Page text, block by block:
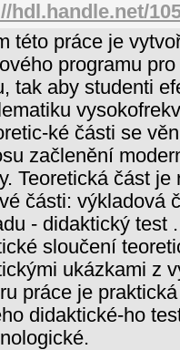
hdl.handle.net/
této práce je
programu
tak aby studenti
ké části se
začlenění
Teoretická část je
části: výkladová
- didaktický test
sloučení
ukázkami z
práce je
didaktické-ho